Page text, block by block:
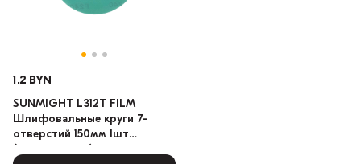
1.2 BYN
SUNMIGHT L312T FILM
Шлифовальные круги 7-
отверстий 150мм 1шт